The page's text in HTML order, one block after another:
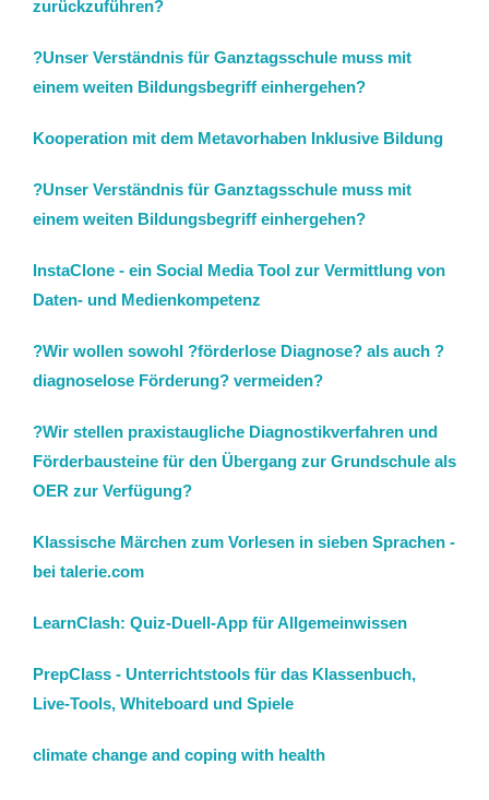
zurückzuführen?
?Unser Verständnis für Ganztagsschule muss mit
einem weiten Bildungsbegriff einhergehen?
Kooperation mit dem Metavorhaben Inklusive Bildung
?Unser Verständnis für Ganztagsschule muss mit
einem weiten Bildungsbegriff einhergehen?
InstaClone - ein Social Media Tool zur Vermittlung von
Daten- und Medienkompetenz
?Wir wollen sowohl ?förderlose Diagnose? als auch ?
diagnoselose Förderung? vermeiden?
?Wir stellen praxistaugliche Diagnostikverfahren und
Förderbausteine für den Übergang zur Grundschule als
OER zur Verfügung?
Klassische Märchen zum Vorlesen in sieben Sprachen -
bei talerie.com
LearnClash: Quiz-Duell-App für Allgemeinwissen
PrepClass - Unterrichtstools für das Klassenbuch,
Live-Tools, Whiteboard und Spiele
climate change and coping with health